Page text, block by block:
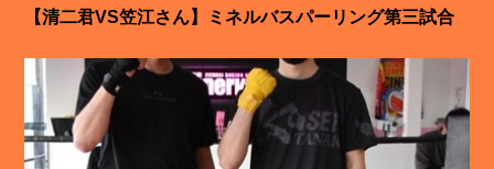
【清二君VS笠江さん】ミネルバスパーリング第三試合